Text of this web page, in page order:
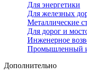
Для энергетики
Для железных
Металлические
Для дорог и
Инженерное
Промышленный и
Дополнительно